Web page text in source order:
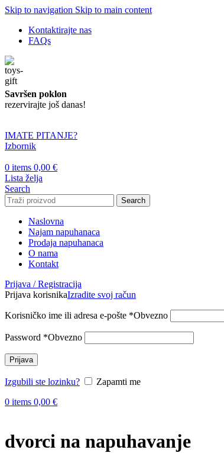
Skip to navigation Skip to main content
Kontaktirajte nas
FAQs
Savršen poklon
rezervirajte još danas!
IMATE PITANJE?
Izbornik
0 items 0,00 €
Lista želja
Search
Search
Naslovna
Najam napuhanaca
Prodaja napuhanaca
O nama
Kontakt
Prijava / Registracija
Prijava korisnikaIzradite svoj račun
Korisničko ime ili adresa e-pošte *Obvezno
Password *Obvezno
Prijava
Izgubili ste lozinku?
Zapamti me
0 items 0,00 €
dvorci na napuhavanje